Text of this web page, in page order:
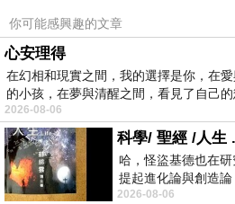
但是我想【童鞋城堡】Paul frank
帆布鞋(P4543602-紅) 在網路上買
城堡】Paul frank大嘴猴 中童 無綁
紅)而且24小時都能買，上網慢慢
不用看店員臉色
想要購買【童鞋城堡】Paul
你可能感興趣的文章
心安理得
在幻相和現實之間，我的選擇是你，在
的小孩，在夢與清醒之間，看見了自己
2026-08-06
科學/ 聖經 /人生
哈，怪盜基德也在
提起進化論與創造
時間就有「 進化論很
2026-08-06